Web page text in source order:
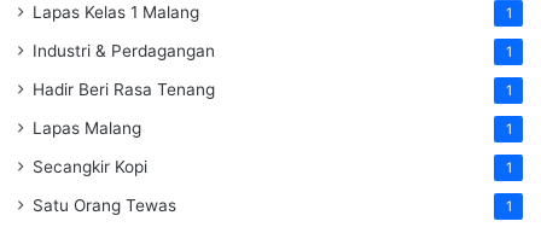
Lapas Kelas 1 Malang 1
Industri & Perdagangan 1
Hadir Beri Rasa Tenang 1
Lapas Malang 1
Secangkir Kopi 1
Satu Orang Tewas 1